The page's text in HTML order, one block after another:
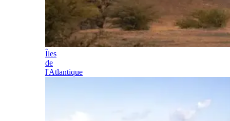
Îles
de
l'Atlantique